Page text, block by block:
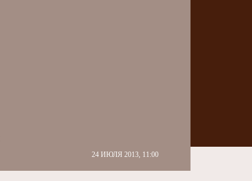
24 ИЮЛЯ 2013, 11:00